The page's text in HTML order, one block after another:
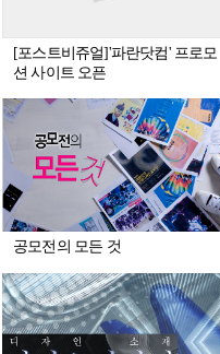
[포스트비쥬얼]'파란닷컴' 프로모
션 사이트 오픈
공모전의 모든 것